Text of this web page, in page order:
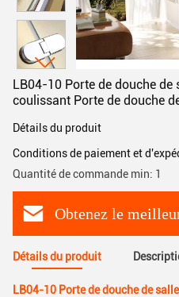
LB04-10 Porte de douche
coulissant Porte de douche
Détails du produit
Conditions de paiement et
Quantité de commande min: 1
Obtenez le
Détails du produit
LB04-10 Porte de douche de